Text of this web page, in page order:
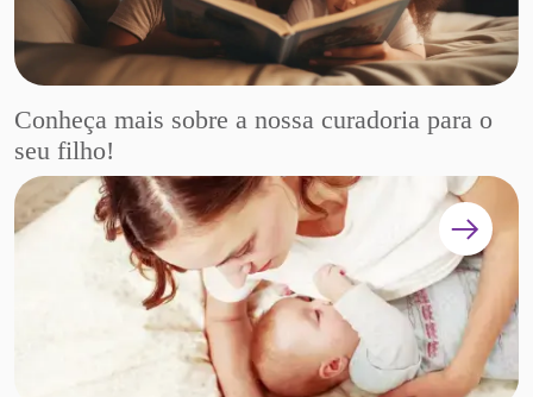
Conheça mais sobre a nossa curadoria para o
seu filho!